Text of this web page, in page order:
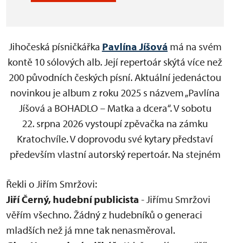
Jihočeská písničkářka Pavlína Jíšová má na svém
kontě 10 sólových alb. Její repertoár skýtá více než
200 původních českých písní. Aktuální jedenáctou
novinkou je album z roku 2025 s názvem „Pavlína
Jíšová a BOHADLO – Matka a dcera“. V sobotu
22. srpna 2026 vystoupí zpěvačka na zámku
Kratochvíle. V doprovodu své kytary představí
především vlastní autorský repertoár. Na stejném
je dvojnásobným držitelem ocenění Anděl
v kategorii folk. Písničkářský dvojkoncert vyvážený
mužskou a ženskou energií jistě přinese i společné
muzicírování. Jiří Smrž totiž v minulosti věnoval
Řekli o Jiřím Smržovi:
Jiří Černý, hudební publicista - Jiřímu Smržovi
věřím všechno. Žádný z hudebníků o generaci
mladších než já mne tak nenasměroval.